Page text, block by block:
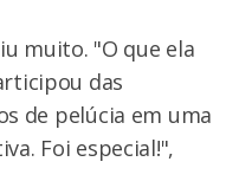
muito. "O que ela
das
de pelúcia em uma
Foi especial!",